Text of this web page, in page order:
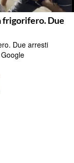
frigorifero. Due
Due arresti